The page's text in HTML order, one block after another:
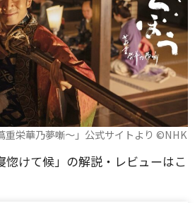
重栄華乃夢噺～」公式サイトより ©️NHK
惚けて候」の解説・レビューはこ